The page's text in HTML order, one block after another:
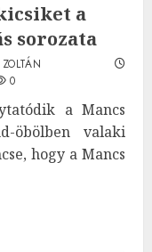
a
sorozata
0
a Mancs
öbölben valaki
hogy a Mancs